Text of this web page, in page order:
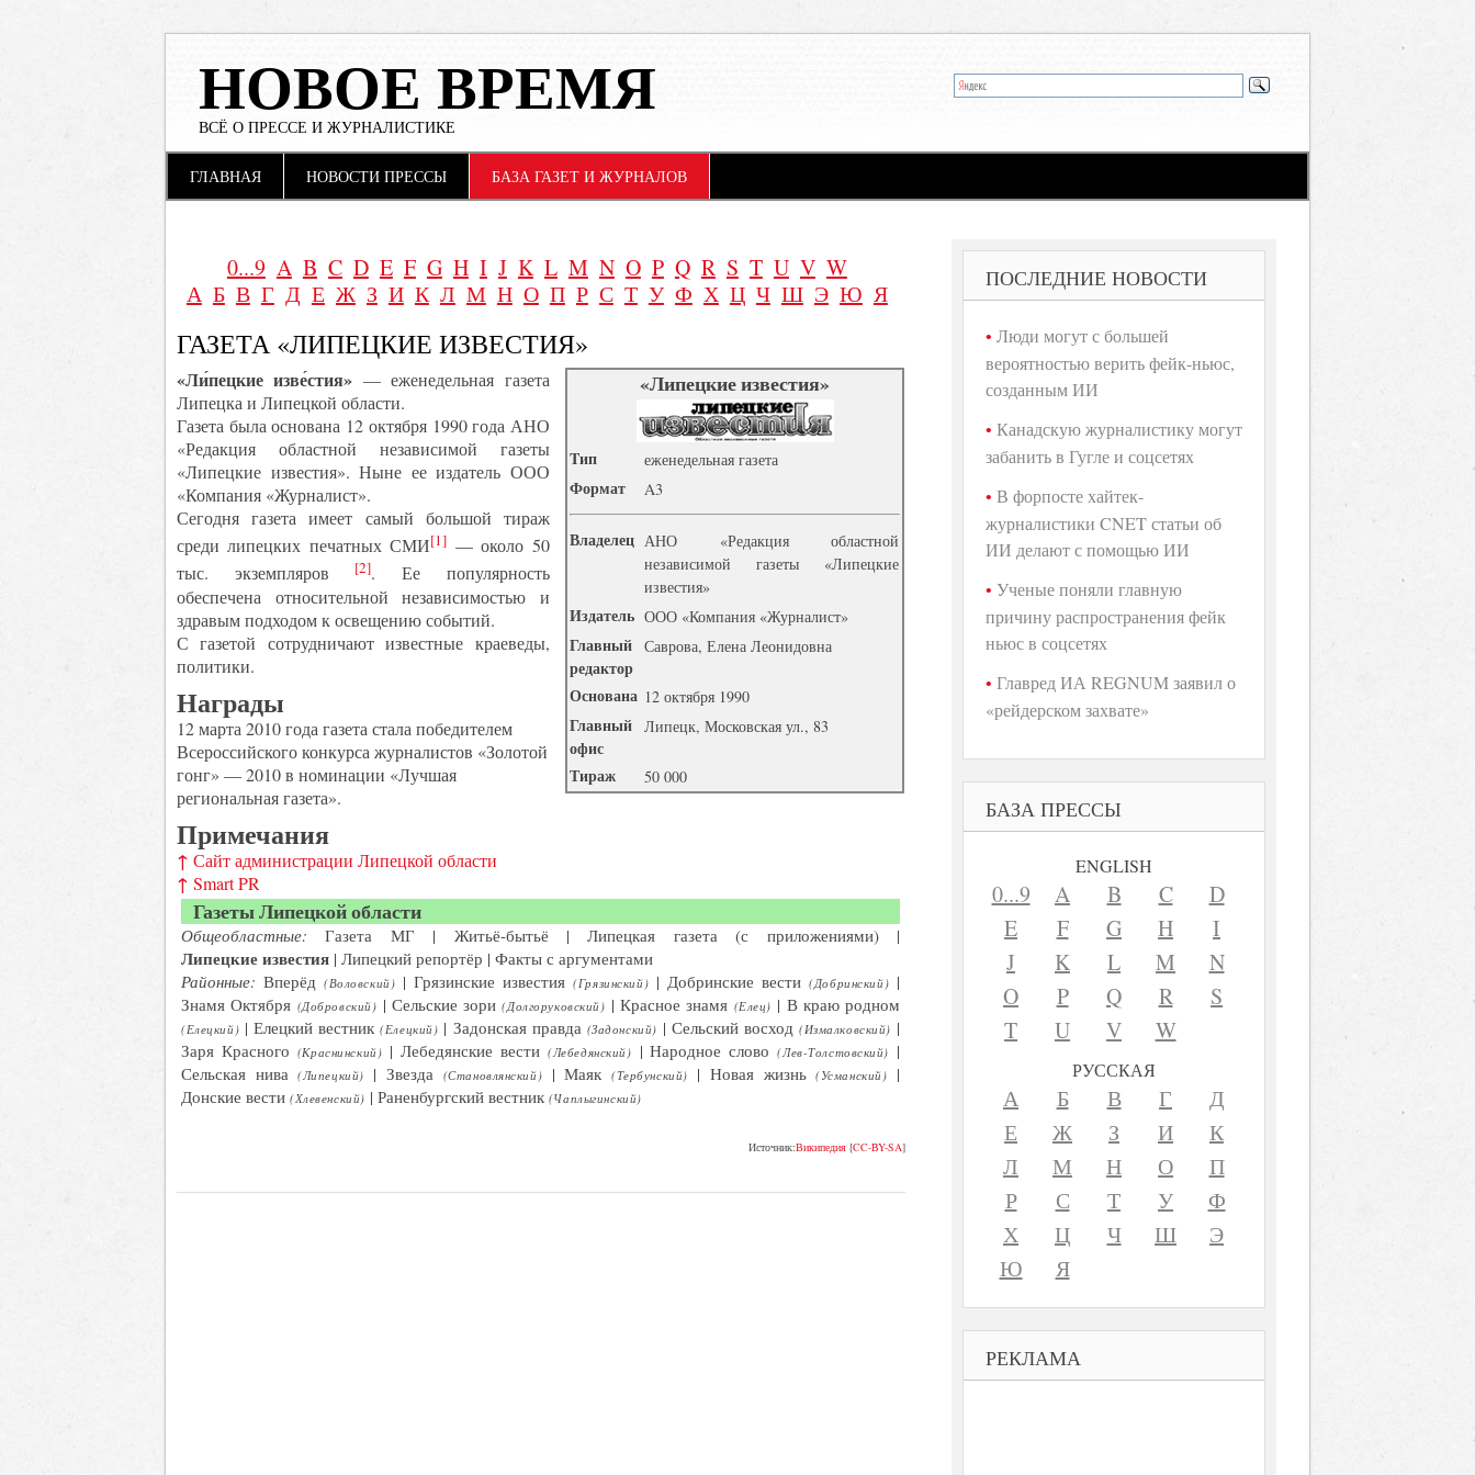
НОВОЕ ВРЕМЯ
ВСЁ О ПРЕССЕ И ЖУРНАЛИСТИКЕ
Main menu
ГЛАВНАЯ НОВОСТИ ПРЕССЫ БАЗА ГАЗЕТ И ЖУРНАЛОВ
0...9 A B C D E F G H I J K L M N O P Q R S T U V W
А Б В Г Д Е Ж З И К Л М Н О П Р С Т У Ф Х Ц Ч Ш Э Ю Я
ГАЗЕТА «ЛИПЕЦКИЕ ИЗВЕСТИЯ»
«Липецкие известия»
Tип еженедельная газета
Формат A3
Владелец АНО «Редакция областной
независимой газеты «Липецкие
известия»
Издатель ООО «Компания «Журналист»
Главный
редактор
Саврова, Елена Леонидовна
Основана 12 октября 1990
Главный
офис
Липецк, Московская ул., 83
Тираж 50 000
«Ли́пецкие изве́стия» — еженедельная газета
Липецка и Липецкой области.
Газета была основана 12 октября 1990 года АНО
«Редакция областной независимой газеты
«Липецкие известия». Ныне ее издатель ООО
«Компания «Журналист».
Сегодня газета имеет самый большой тираж
среди липецких печатных СМИ[1] — около 50
тыс. экземпляров
[2]. Ее популярность
обеспечена относительной независимостью и
здравым подходом к освещению событий.
С газетой сотрудничают известные краеведы,
политики.
Награды
12 марта 2010 года газета стала победителем
Всероссийского конкурса журналистов «Золотой
гонг» — 2010 в номинации «Лучшая
региональная газета».
Примечания
↑ Сайт администрации Липецкой области
↑ Smart PR
Газеты Липецкой области
Общеобластные: Газета МГ | Житьё-бытьё |Липецкая газета (с приложениями)|
Липецкие известия | Липецкий репортёр | Факты с аргументами
Районные: Вперёд(Воловский) |Грязинские известия (Грязинский) | Добринские вести (Добринский) |
Знамя Октября (Добровский) | Сельские зори (Долгоруковский) |Красное знамя (Елец) | В краю родном
(Елецкий) |Елецкий вестник (Елецкий) | Задонская правда (Задонский) | Сельский восход (Измалковский) |
Заря Красного (Краснинский) |Лебедянские вести (Лебедянский) |Народное слово (Лев-Толстовский) |
Сельская нива
(Липецкий) | Звезда (Становлянский) | Маяк (Тербунский) | Новая жизнь (Усманский)
|
Донские вести (Хлевенский) | Раненбургский вестник (Чаплыгинский)
Источник:Википедия[CC-BY-SA]
ПОСЛЕДНИЕ НОВОСТИ
Люди могут с большей
вероятностью верить фейк-ньюс,
созданным ИИ
Канадскую журналистику могут
забанить в Гугле и соцсетях
В форпосте хайтек-
журналистики CNET статьи об
ИИ делают с помощью ИИ
Ученые поняли главную
причину распространения фейк
ньюс в соцсетях
Главред ИА REGNUM заявил о
«рейдерском захвате»
БАЗА ПРЕССЫ
ENGLISH
0...9 A B C
D
E
F G H
I
J
K L M
N
O
P Q R
S
T
U V W
РУССКАЯ
А Б В Г
Д
Е
Ж З И
К
Л
М Н О
П
Р
С Т У
Ф
Х
Ц Ч Ш
Э
Ю
Я
РЕКЛАМА